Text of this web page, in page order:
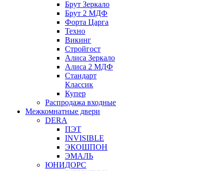
Брут Зеркало
Брут 2 МДФ
Форта Царга
Техно
Викинг
Стройгост
Алиса Зеркало
Алиса 2 МДФ
Стандарт
Классик
Купер
Распродажа входные
Межкомнатные двери
DERA
ПЭТ
INVISIBLE
ЭКОШПОН
ЭМАЛЬ
ЮНИДОРС